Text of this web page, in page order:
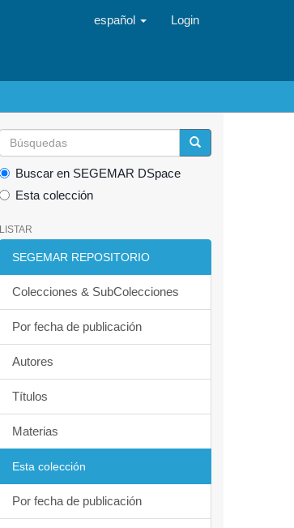
español Login
Buscar en SEGEMAR DSpace
Esta colección
LISTAR
SEGEMAR REPOSITORIO
Colecciones & SubColecciones
Por fecha de publicación
Autores
Títulos
Materias
Esta colección
Por fecha de publicación